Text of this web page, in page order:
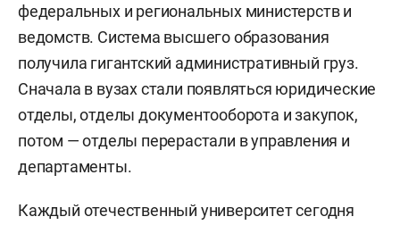
федеральных и региональных министерств и
ведомств. Система высшего образования
получила гигантский административный груз.
Сначала в вузах стали появляться юридические
отделы, отделы документооборота и закупок,
потом — отделы перерастали в управления и
департаменты.
Каждый отечественный университет сегодня